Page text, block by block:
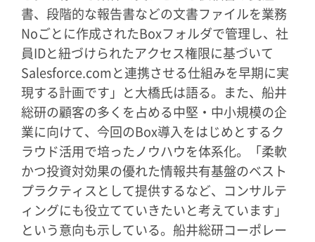
書、段階的な報告書などの文書ファイルを業務
Noごとに作成されたBoxフォルダで管理し、社
員IDと紐づけられたアクセス権限に基づいて
Salesforce.comと連携させる仕組みを早期に実
現する計画です」と大橋氏は語る。また、船井
総研の顧客の多くを占める中堅・中小規模の企
業に向けて、今回のBox導入をはじめとするク
ラウド活用で培ったノウハウを体系化。「柔軟
かつ投資対効果の優れた情報共有基盤のベスト
プラクティスとして提供するなど、コンサルテ
ィングにも役立てていきたいと考えています」
という意向も示している。船井総研コーポレー